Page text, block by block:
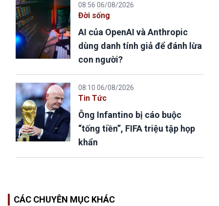
08:56 06/08/2026
Đời sống
AI của OpenAI và Anthropic
dùng danh tính giả để đánh lừa
con người?
08:10 06/08/2026
Tin Tức
Ông Infantino bị cáo buộc
“tống tiền”, FIFA triệu tập họp
khẩn
CÁC CHUYÊN MỤC KHÁC